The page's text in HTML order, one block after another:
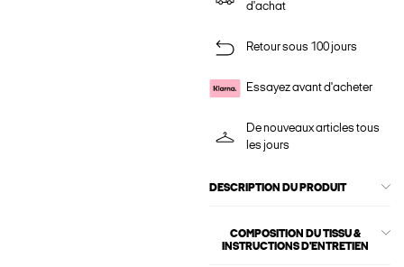
d'achat
Retour sous 100 jours
Essayez avant d'acheter
De nouveaux articles tous
les jours
DESCRIPTION DU PRODUIT
COMPOSITION DU TISSU &
INSTRUCTIONS D'ENTRETIEN